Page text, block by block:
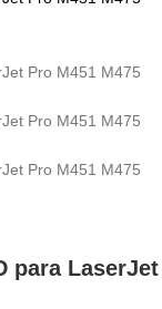
para LaserJet